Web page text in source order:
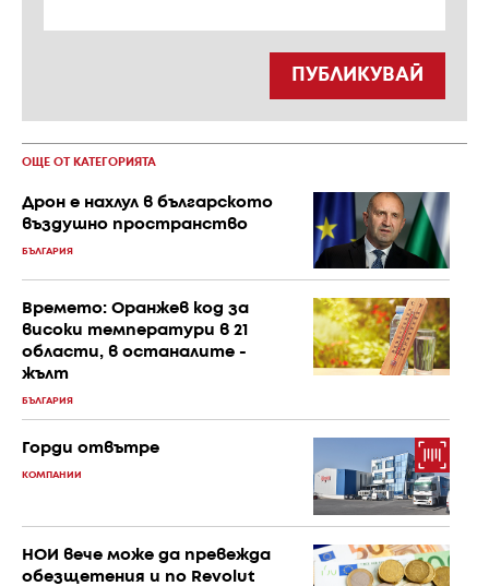
ПУБЛИКУВАЙ
ОЩЕ ОТ КАТЕГОРИЯТА
Дрон е нахлул в българското
въздушно пространство
БЪЛГАРИЯ
Времето: Оранжев код за
високи температури в 21
области, в останалите -
жълт
БЪЛГАРИЯ
Горди отвътре
КОМПАНИИ
НОИ вече може да превежда
обезщетения и по Revolut